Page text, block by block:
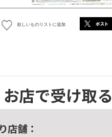
欲しいものリストに追加
お店で受け取る
店舗：